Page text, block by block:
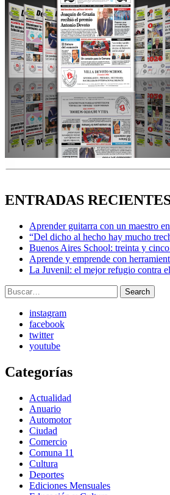
ENTRADAS
Aprender guitarra con un maestro
“Del dicho al hecho hay mucho
Buenos Aires School: treinta y
Aprende y emprende con
La Juvenil: el mejor refugio contra
Search
for:
Search
instagram
facebook
twitter
youtube
Categorías
Actualidad
Anuario
Automotor
Ciudad
Comercio
Comuna 11
Cultura
Deportes
Ediciones Mensuales